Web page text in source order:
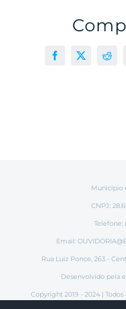
Facebook
X
Município
CNPJ:
Telefone:
Email:
Rua Luiz Ponce, 263 -
Desenvolvido pela
Copyright 2019 - 2024 |